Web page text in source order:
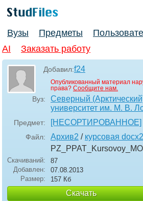
Вузы Предметы
AI
Заказать работу
Добавил:f24
Опубликованный материал
права? Сообщите нам.
Вуз:
Северный
университет им. М. В.
Предмет: [НЕСОРТИРОВАННОЕ]
Файл: Архив2 / курсовая
Скачиваний:
87
Добавлен:
07.08.2013
Размер:
157 Кб
Скачать